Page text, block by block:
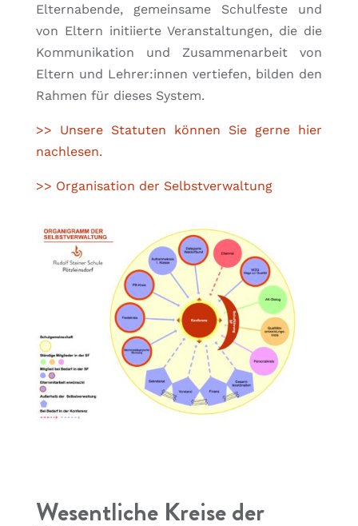
Elternabende, gemeinsame Schulfeste und
von Eltern initiierte Veranstaltungen, die die
Kommunikation und Zusammenarbeit von
Eltern und Lehrer:innen vertiefen, bilden den
Rahmen für dieses System.
>> Unsere Statuten können Sie gerne hier
nachlesen.
>> Organisation der Selbstverwaltung
Wesentliche Kreise der